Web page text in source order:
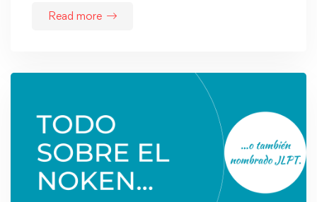
Read more